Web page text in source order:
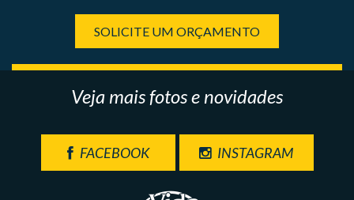
SOLICITE UM ORÇAMENTO
Veja mais fotos e novidades
FACEBOOK INSTAGRAM